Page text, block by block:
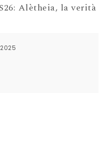
Alètheia, la verità